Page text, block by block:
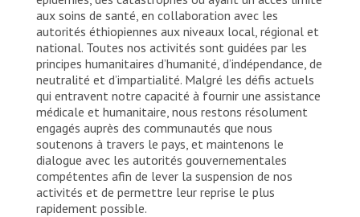
aux soins de santé, en collaboration avec les
autorités éthiopiennes aux niveaux local, régional et
national. Toutes nos activités sont guidées par les
principes humanitaires d’humanité, d’indépendance, de
neutralité et d’impartialité. Malgré les défis actuels
qui entravent notre capacité à fournir une assistance
médicale et humanitaire, nous restons résolument
engagés auprès des communautés que nous
soutenons à travers le pays, et maintenons le
dialogue avec les autorités gouvernementales
compétentes afin de lever la suspension de nos
activités et de permettre leur reprise le plus
rapidement possible.